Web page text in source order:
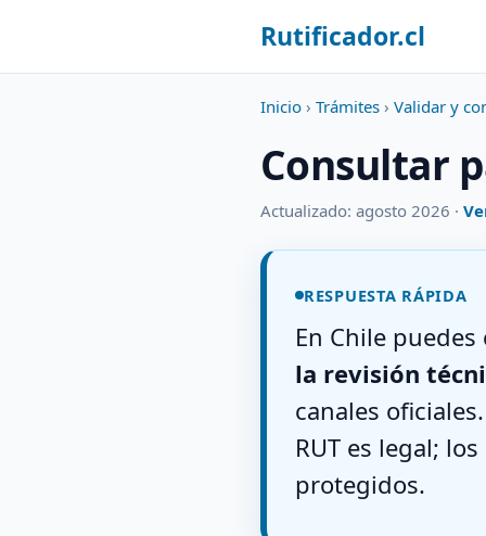
Rutificador.cl
Inicio › Trámites › Validar y
Consultar
Actualizado: agosto 2026 ·
RESPUESTA RÁPIDA
En Chile
la revisión
canales
RUT es legal;
protegidos.